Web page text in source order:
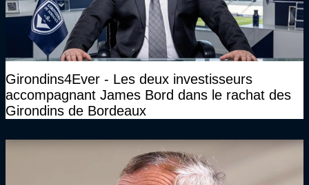
Girondins4Ever - Les deux investisseurs
accompagnant James Bord dans le rachat des
Girondins de Bordeaux